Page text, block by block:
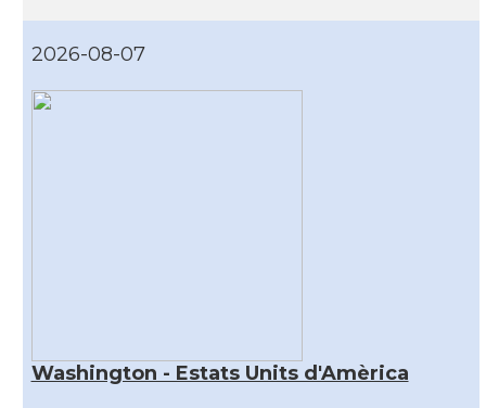
2026-08-07
Washington - Estats Units d'Amèrica